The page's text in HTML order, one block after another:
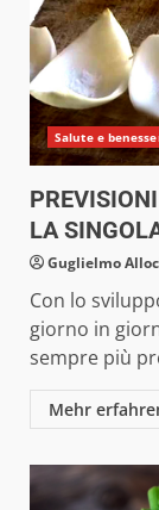
Salute e
LA
Guglielmo
Con lo
giorno in
sempre più
Mehr